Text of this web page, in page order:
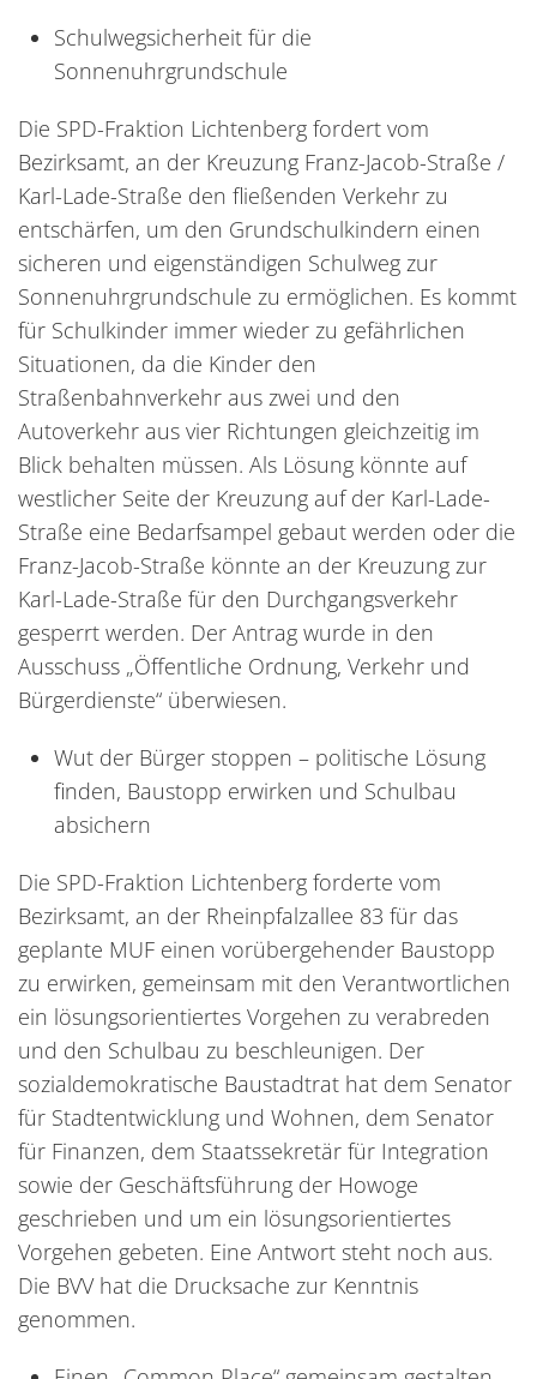
Schulwegsicherheit für die
Sonnenuhrgrundschule
Die SPD-Fraktion Lichtenberg fordert vom
Bezirksamt, an der Kreuzung Franz-Jacob-Straße /
Karl-Lade-Straße den fließenden Verkehr zu
entschärfen, um den Grundschulkindern einen
sicheren und eigenständigen Schulweg zur
Sonnenuhrgrundschule zu ermöglichen. Es kommt
für Schulkinder immer wieder zu gefährlichen
Situationen, da die Kinder den
Straßenbahnverkehr aus zwei und den
Autoverkehr aus vier Richtungen gleichzeitig im
Blick behalten müssen. Als Lösung könnte auf
westlicher Seite der Kreuzung auf der Karl-Lade-
Straße eine Bedarfsampel gebaut werden oder die
Franz-Jacob-Straße könnte an der Kreuzung zur
Karl-Lade-Straße für den Durchgangsverkehr
gesperrt werden. Der Antrag wurde in den
Ausschuss „Öffentliche Ordnung, Verkehr und
Bürgerdienste“ überwiesen.
Wut der Bürger stoppen – politische Lösung
finden, Baustopp erwirken und Schulbau
absichern
Die SPD-Fraktion Lichtenberg forderte vom
Bezirksamt, an der Rheinpfalzallee 83 für das
geplante MUF einen vorübergehender Baustopp
zu erwirken, gemeinsam mit den Verantwortlichen
ein lösungsorientiertes Vorgehen zu verabreden
und den Schulbau zu beschleunigen. Der
sozialdemokratische Baustadtrat hat dem Senator
für Stadtentwicklung und Wohnen, dem Senator
für Finanzen, dem Staatssekretär für Integration
sowie der Geschäftsführung der Howoge
geschrieben und um ein lösungsorientiertes
Vorgehen gebeten. Eine Antwort steht noch aus.
Die BVV hat die Drucksache zur Kenntnis
genommen.